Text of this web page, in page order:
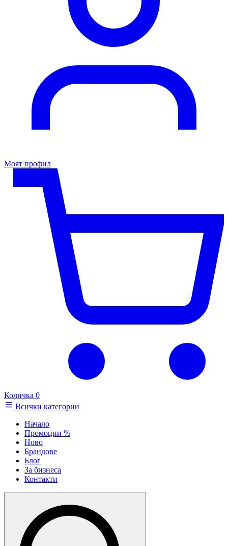
Моят профил
Количка 0
Всички категории
Начало
Промоции %
Ново
Брандове
Блог
За бизнеса
Контакти